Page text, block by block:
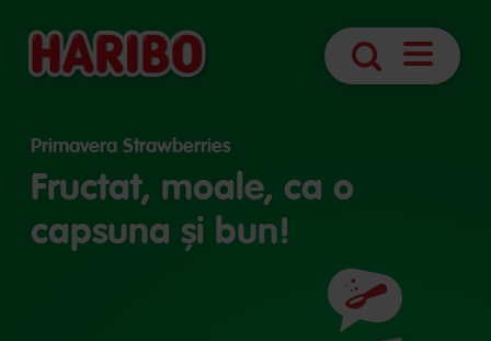
Căutare
Primavera Strawberries
Fructat, moale, ca o
capsuna și bun!
Ingrediente